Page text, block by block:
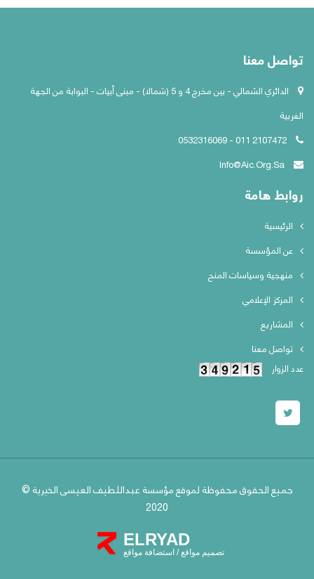
تواصل معنا
الدائري الشمالي - بين مخرج 4 و 5 (شمالا) - مبنى أبيات - البوابة من الجهة
الغربية
روابط هامة
الرئيسية
عن المؤسسة
منهجية وسياسات المنح
المركز الإعلامي
المشاريع
تواصل معنا
عدد الزوار
جميع الحقوق محفوظة لموقع مؤسسة عبداللطيف العيسى الخيرية ©
2020
ELRYAD
تصميم مواقع/استضافة مواقع